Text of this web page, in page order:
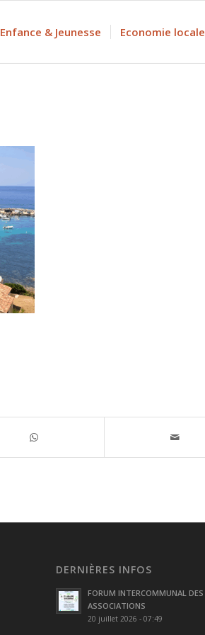
Enfance & Jeunesse Economie locale
DERNIÈRES INFOS
FORUM INTERCOMMUNAL DES
ASSOCIATIONS
20 juillet 2026 - 07:49